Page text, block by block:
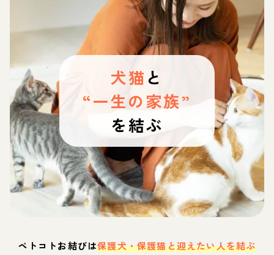
犬猫 と
“一生の家族”
を結ぶ
ペトコトお結びは保護犬・保護猫と迎えたい人を結ぶ